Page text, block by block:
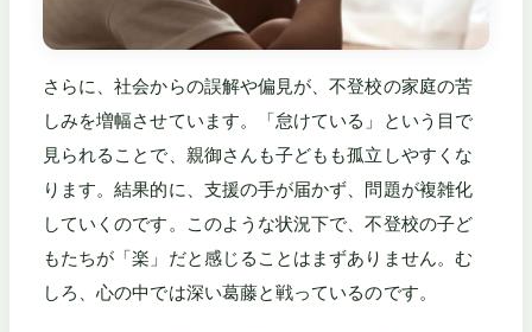
さらに、社会からの誤解や偏見が、不登校の家庭の苦
しみを増幅させています。「怠けている」という目で
見られることで、親御さんも子どもも孤立しやすくな
ります。結果的に、支援の手が届かず、問題が複雑化
していくのです。このような状況下で、不登校の子ど
もたちが「楽」だと感じることはまずありません。む
しろ、心の中では深い葛藤と戦っているのです。